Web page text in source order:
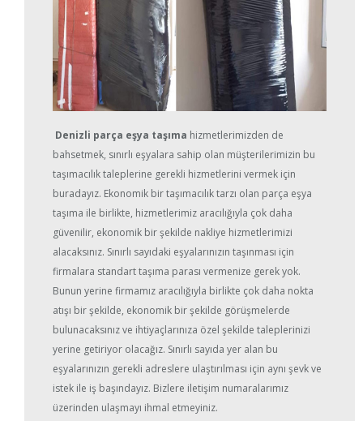
Denizli parça eşya taşıma hizmetlerimizden de
bahsetmek, sınırlı eşyalara sahip olan müşterilerimizin bu
taşımacılık taleplerine gerekli hizmetlerini vermek için
buradayız. Ekonomik bir taşımacılık tarzı olan parça eşya
taşıma ile birlikte, hizmetlerimiz aracılığıyla çok daha
güvenilir, ekonomik bir şekilde nakliye hizmetlerimizi
alacaksınız. Sınırlı sayıdaki eşyalarınızın taşınması için
firmalara standart taşıma parası vermenize gerek yok.
Bunun yerine firmamız aracılığıyla birlikte çok daha nokta
atışı bir şekilde, ekonomik bir şekilde görüşmelerde
bulunacaksınız ve ihtiyaçlarınıza özel şekilde taleplerinizi
yerine getiriyor olacağız. Sınırlı sayıda yer alan bu
eşyalarınızın gerekli adreslere ulaştırılması için aynı şevk ve
istek ile iş başındayız. Bizlere iletişim numaralarımız
üzerinden ulaşmayı ihmal etmeyiniz.